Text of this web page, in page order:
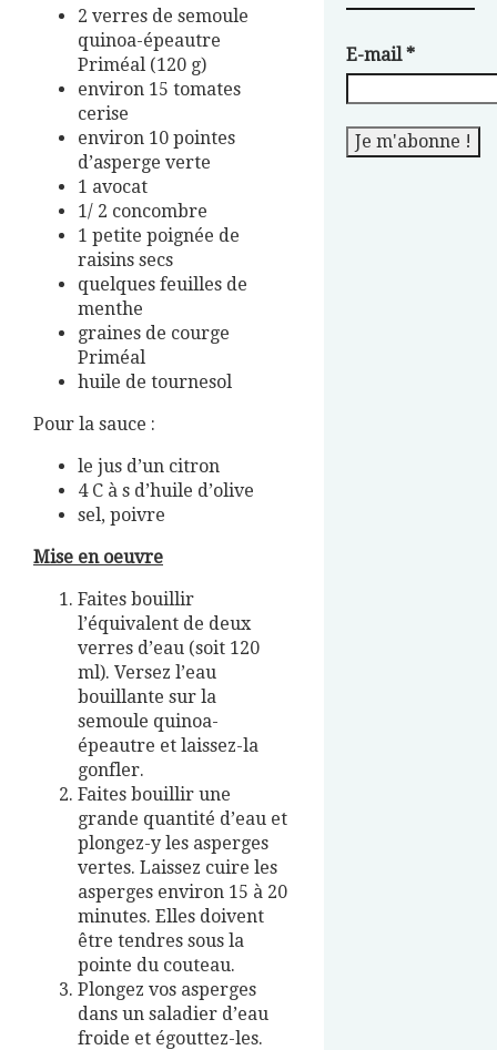
2 verres de semoule
quinoa-épeautre
Priméal (120 g)
environ 15 tomates
cerise
environ 10 pointes
d’asperge verte
1 avocat
1/ 2 concombre
1 petite poignée de
raisins secs
quelques feuilles de
menthe
graines de courge
Priméal
huile de tournesol
Pour la sauce :
le jus d’un citron
4 C à s d’huile d’olive
sel, poivre
Mise en oeuvre
Faites bouillir
l’équivalent de deux
verres d’eau (soit 120
ml). Versez l’eau
bouillante sur la
semoule quinoa-
épeautre et laissez-la
gonfler.
Faites bouillir une
grande quantité d’eau et
plongez-y les asperges
vertes. Laissez cuire les
asperges environ 15 à 20
minutes. Elles doivent
être tendres sous la
pointe du couteau.
Plongez vos asperges
dans un saladier d’eau
froide et égouttez-les.
E-mail*